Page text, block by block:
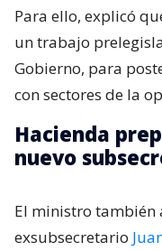
Para ello, explicó
un trabajo
Gobierno, para
con sectores de la
Hacienda
nuevo
El ministro también
exsubsecretario